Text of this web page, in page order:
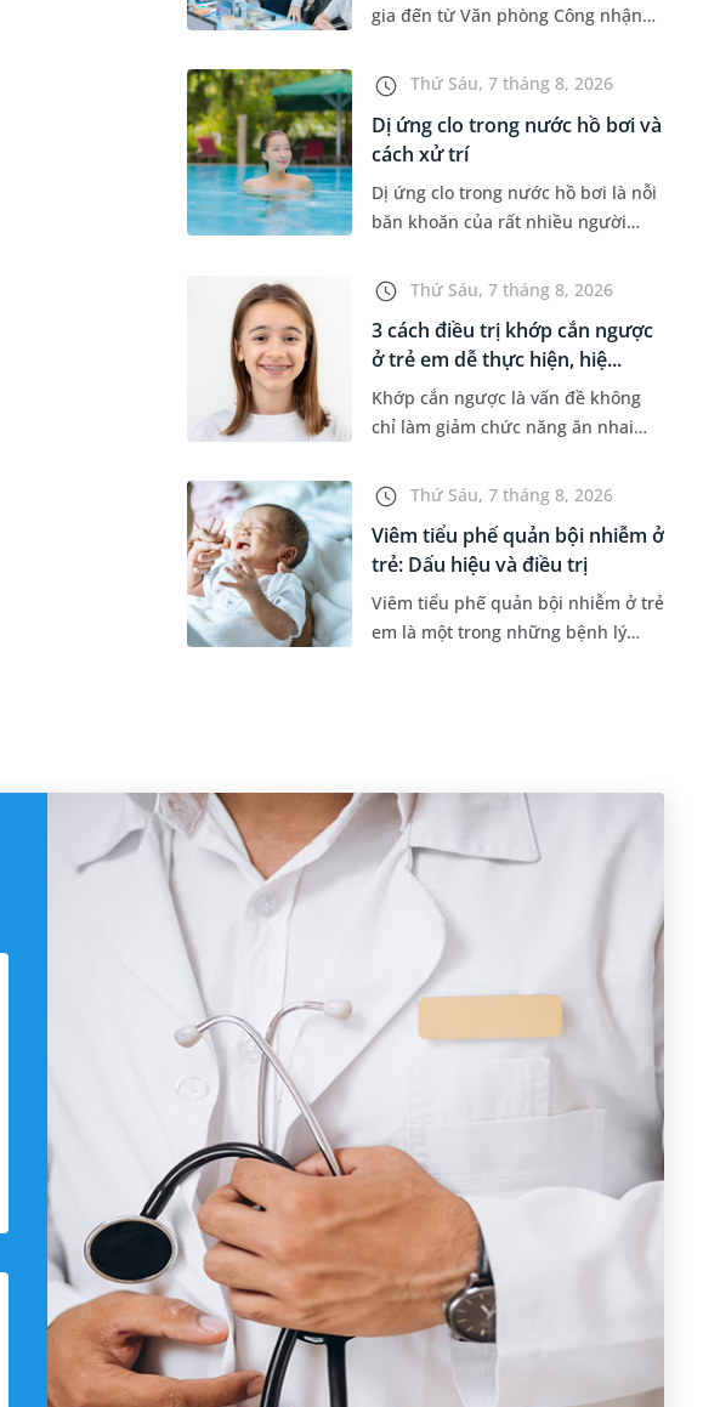
gia đến từ Văn phòng Công nhận
nhận và đánh giá cao nỗ lực duy trì
hệ thống quản lý chất lượ...
Thứ Sáu, 7 tháng 8, 2026
Dị ứng clo trong nước hồ bơi và
cách xử trí
Dị ứng clo trong nước hồ bơi là nỗi
băn khoăn của rất nhiều người
trường hợp thường xuyên bơi ở
những hồ bơi nhân tạo. Bài v...
Thứ Sáu, 7 tháng 8, 2026
3 cách điều trị khớp cắn ngược
ở trẻ em dễ thực hiện, hiệ...
Khớp cắn ngược là vấn đề không
chỉ làm giảm chức năng ăn nhai
đối của khuôn mặt. Do đó, cần khắc
phục sớm tình trạng này để...
Thứ Sáu, 7 tháng 8, 2026
Viêm tiểu phế quản bội nhiễm ở
trẻ: Dấu hiệu và điều trị
Viêm tiểu phế quản bội nhiễm ở trẻ
em là một trong những bệnh lý